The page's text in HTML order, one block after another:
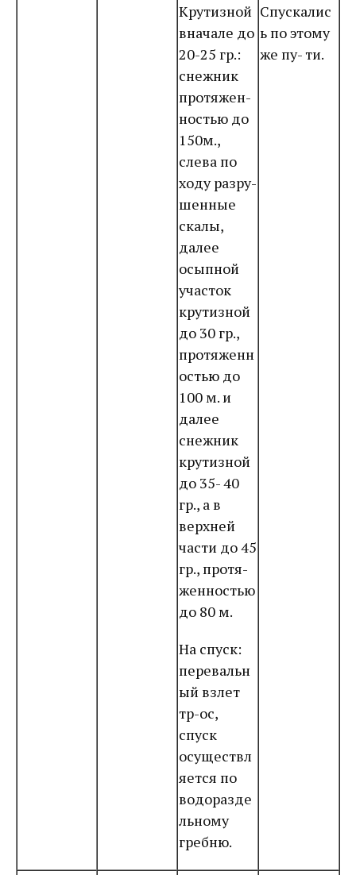
Крутизной
вначале до
20-25 гр.:
снежник
протяжен-
ностью до
150м.,
слева по
ходу разру-
шенные
скалы,
далее
осыпной
участок
крутизной
до 30 гр.,
протяженн
остью до
100 м. и
далее
снежник
крутизной
до 35- 40
гр., а в
верхней
части до 45
гр., протя-
женностью
до 80 м.
На спуск:
перевальн
ый взлет
тр-ос,
спуск
осуществл
яется по
водоразде
льному
гребню.
Спускалис
ь по этому
же пу- ти.